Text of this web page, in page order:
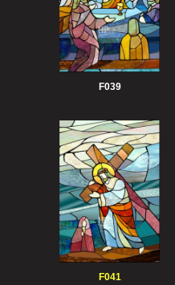
F039
F041